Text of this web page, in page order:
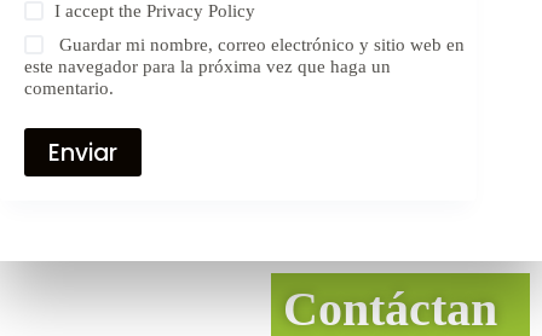
I accept thePrivacy Policy
Guardar mi nombre, correo electrónico y sitio web en
este navegador para la próxima vez que haga un
comentario.
Enviar
Contáctan